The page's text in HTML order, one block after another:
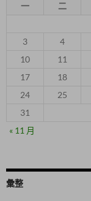
一 二
3
4
10
11
17
18
24
25
31
« 11 月
彙整